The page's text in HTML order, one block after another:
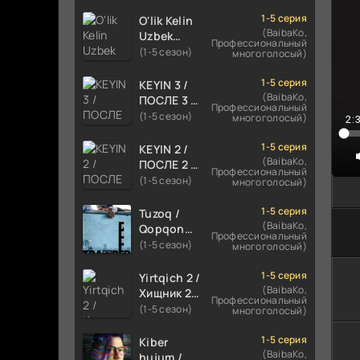
HIND KINO
2024
TARJIMA
Skachat
O'lik Kelin
Uzbek
tilida 2023
Tarjima
kino
skachat
(1-5 сезон)
1-5 серия
(BaibaKo,
Профессиональный
многоголосый)
KEYIN 3 /
ПОСЛЕ 3 /
AFTER 3
FILM
UZBEK
TILIDA
TARJIMA
FILM HD
(1-5 сезон)
1-5 серия
(BaibaKo,
Профессиональный
многоголосый)
KEYIN 2 /
ПОСЛЕ 2 /
AFTER 2
FILM
UZBEK
TILIDA
TARJIMA
FILM HD
(1-5 сезон)
1-5 серия
(BaibaKo,
Профессиональный
многоголосый)
Tuzoq /
Qopqon
Hind
2016 Uzbek
tilida
tarjima film
(1-5 сезон)
1-5 серия
(BaibaKo,
Профессиональный
многоголосый)
Yirtqich 2 /
Хищник 2
Xishnik
tilida 2018-
2024
(1-5 сезон)
1-5 серия
(BaibaKo,
Профессиональный
многоголосый)
Kiber
1-5 серия
(BaibaKo,